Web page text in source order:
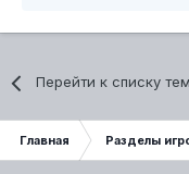
Перейти к списку тем
Главная Разделы